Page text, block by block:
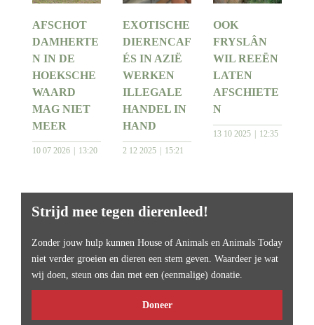
AFSCHOT
DAMHERTE
N IN DE
HOEKSCHE
WAARD
MAG NIET
MEER
10 07 2026 13:20
EXOTISCHE
DIERENCAF
ÉS IN AZIË
WERKEN
ILLEGALE
HANDEL IN
HAND
2 12 2025 15:21
OOK
FRYSLÂN
WIL REEËN
LATEN
AFSCHIETE
N
13 10 2025 12:35
Strijd mee tegen dierenleed!
Zonder jouw hulp kunnen House of Animals en Animals Today
niet verder groeien en dieren een stem geven. Waardeer je wat
wij doen, steun ons dan met een (eenmalige) donatie.
Doneer